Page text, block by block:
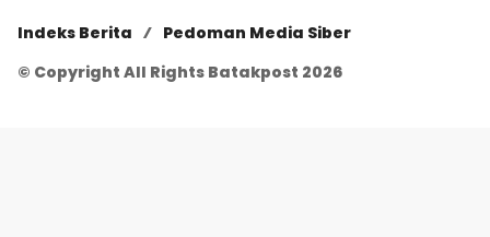
Indeks Berita
Pedoman Media Siber
© Copyright All Rights Batakpost 2026